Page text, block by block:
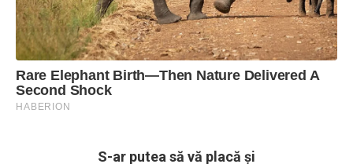
S-ar putea să vă placă și